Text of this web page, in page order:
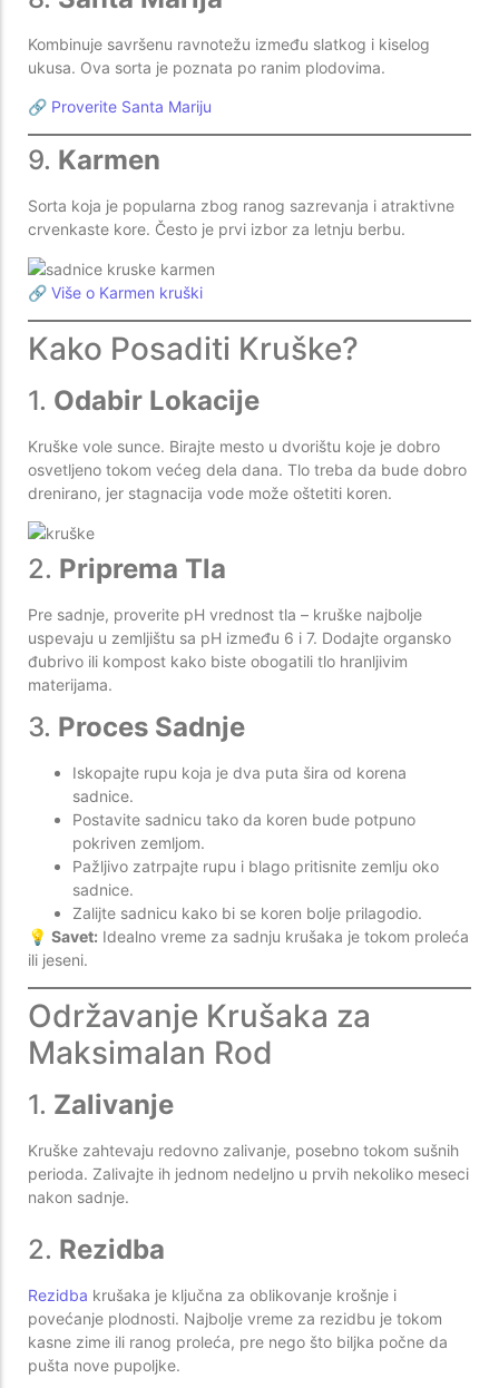
Kombinuje savršenu ravnotežu između slatkog i kiselog
ukusa. Ova sorta je poznata po ranim plodovima.
🔗 Proverite Santa Mariju
9. Karmen
Sorta koja je popularna zbog ranog sazrevanja i atraktivne
crvenkaste kore. Često je prvi izbor za letnju berbu.
🔗 Više o Karmen kruški
Kako Posaditi Kruške?
1. Odabir Lokacije
Kruške vole sunce. Birajte mesto u dvorištu koje je dobro
osvetljeno tokom većeg dela dana. Tlo treba da bude dobro
drenirano, jer stagnacija vode može oštetiti koren.
2. Priprema Tla
Pre sadnje, proverite pH vrednost tla – kruške najbolje
uspevaju u zemljištu sa pH između 6 i 7. Dodajte organsko
đubrivo ili kompost kako biste obogatili tlo hranljivim
materijama.
3. Proces Sadnje
Iskopajte rupu koja je dva puta šira od korena
sadnice.
Postavite sadnicu tako da koren bude potpuno
pokriven zemljom.
Pažljivo zatrpajte rupu i blago pritisnite zemlju oko
sadnice.
Zalijte sadnicu kako bi se koren bolje prilagodio.
💡 Savet: Idealno vreme za sadnju krušaka je tokom proleća
ili jeseni.
Održavanje Krušaka za
Maksimalan Rod
1. Zalivanje
Kruške zahtevaju redovno zalivanje, posebno tokom sušnih
perioda. Zalivajte ih jednom nedeljno u prvih nekoliko meseci
nakon sadnje.
2. Rezidba
Rezidba krušaka je ključna za oblikovanje krošnje i
povećanje plodnosti. Najbolje vreme za rezidbu je tokom
kasne zime ili ranog proleća, pre nego što biljka počne da
pušta nove pupoljke.